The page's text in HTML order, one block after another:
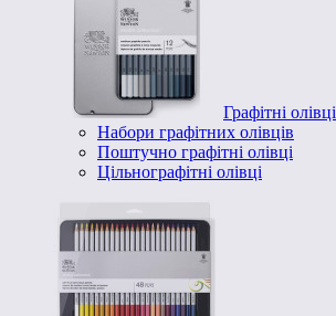
Графітні олівці
Набори графітних олівців
Поштучно графітні олівці
Цільнографітні олівці